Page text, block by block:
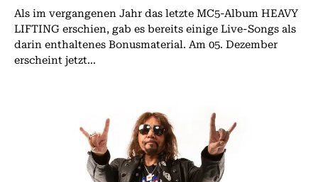
Als im vergangenen Jahr das letzte MC5-Album HEAVY
LIFTING erschien, gab es bereits einige Live-Songs als
darin enthaltenes Bonusmaterial. Am 05. Dezember
erscheint jetzt...